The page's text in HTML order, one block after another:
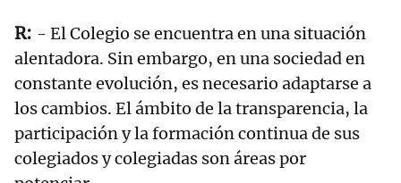
- El Colegio se encuentra en una situación
alentadora. Sin embargo, en una sociedad en
constante evolución, es necesario adaptarse a
los cambios. El ámbito de la transparencia, la
participación y la formación continua de sus
colegiados y colegiadas son áreas por